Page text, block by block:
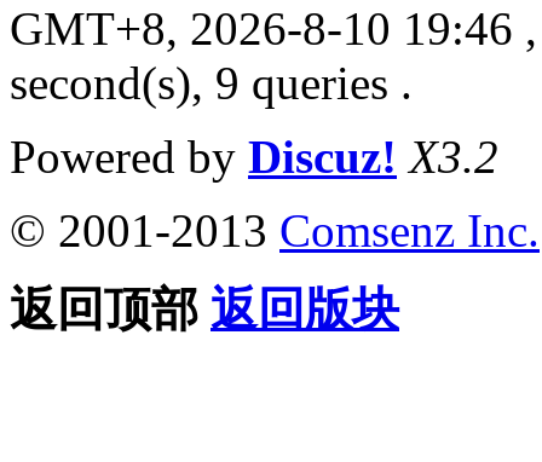
GMT+8, 2026-8-10 19:46
second(s), 9 queries .
Powered by Discuz! X3.2
© 2001-2013 Comsenz Inc.
返回顶部 返回版块